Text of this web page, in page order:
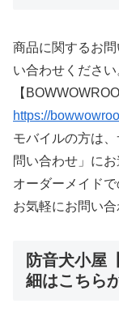
商品に関するお
い合わせください
【
https://
モバイルの方は
問い合わせ」にお
オーダーメイドで
お気軽にお問い合
防音犬小屋
細はこちら